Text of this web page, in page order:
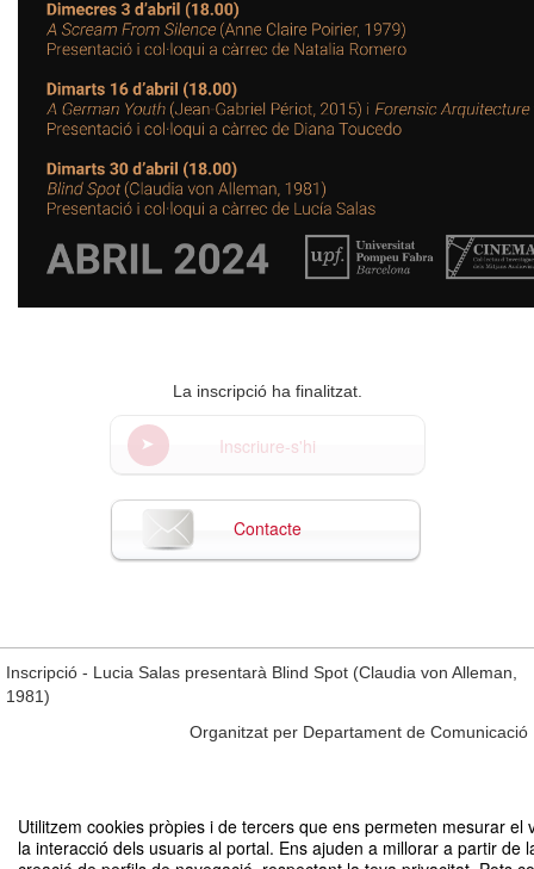
Utilitzem cookies pròpies i de tercers que ens permeten mesurar el
la interacció dels usuaris al portal. Ens ajuden a millorar a partir de
La inscripció ha finalitzat.
Inscriure-s'hi
Contacte
Inscripció - Lucia Salas presentarà Blind Spot (Claudia von Alleman,
1981)
Organitzat per Departament de Comunicació
Copyright © 2026